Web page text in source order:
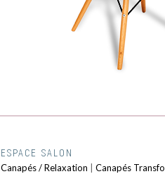
ESPACE SALON
Canapés / Relaxation | Canapés